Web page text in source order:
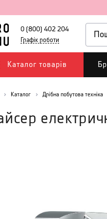
0 (800) 402 204
Графік роботи
Каталог товарів
Каталог Дрібна побутова техніка